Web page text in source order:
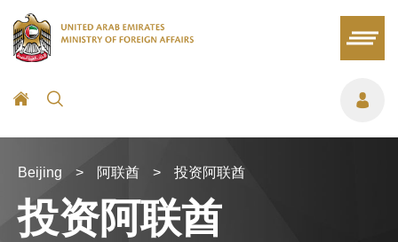
Beijing > 阿联酋 > 投资阿联酋
投资阿联酋